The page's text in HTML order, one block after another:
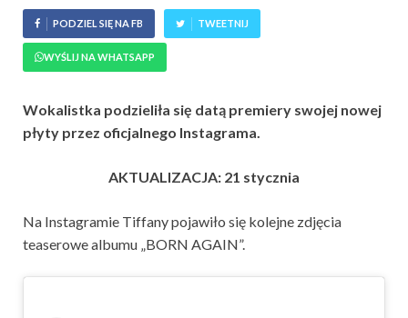
PODZIEL SIĘ NA FB TWEETNIJ
WYŚLIJ NA WHATSAPP
Wokalistka podzieliła się datą premiery swojej nowej
płyty przez oficjalnego Instagrama.
AKTUALIZACJA: 21 stycznia
Na Instagramie Tiffany pojawiło się kolejne zdjęcia
teaserowe albumu „BORN AGAIN”.